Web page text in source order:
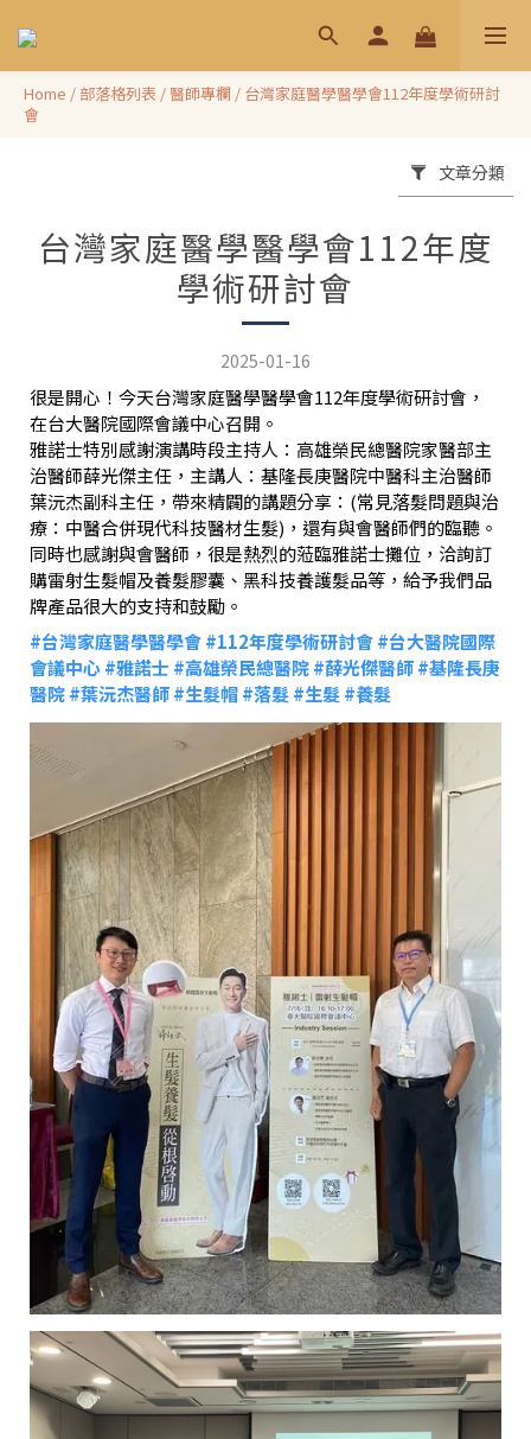
Home / 部落格列表 /醫師專欄 / 台灣家庭醫學醫學會112年度學術研討
會
文章分類
台灣家庭醫學醫學會112年度
學術研討會
2025-01-16
很是開心！今天台灣家庭醫學醫學會112年度學術研討會，
在台大醫院國際會議中心召開。
雅諾士特別感謝演講時段主持人：高雄榮民總醫院家醫部主
治醫師薛光傑主任，主講人：基隆長庚醫院中醫科主治醫師
葉沅杰副科主任，帶來精闢的講題分享：(常見落髮問題與治
療：中醫合併現代科技醫材生髮)，還有與會醫師們的臨聽。
同時也感謝與會醫師，很是熱烈的蒞臨雅諾士攤位，洽詢訂
購雷射生髮帽及養髮膠囊、黑科技養護髮品等，給予我們品
牌產品很大的支持和鼓勵。
#台灣家庭醫學醫學會#112年度學術研討會#台大醫院國際
會議中心#雅諾士 #高雄榮民總醫院#薛光傑醫師#基隆長庚
醫院#葉沅杰醫師#生髮帽#落髮#生髮#養髮